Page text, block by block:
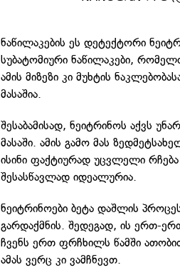
ნაწილაკების ეს დეტექტორი
სუბატომიური ნაწილაკები,
ამის მიზეზი კი მუხტის
მასაშია.
შესაბამისად, ნეიტრინოს აქვს
მასაში. ამის გამო მას
ისინი ფაქტიურად უცვლელი
შესასწავლად იდეალურია.
ნეიტრინოები ბეტა დაშლის
გარდაქმნის. შედეგად, ის ერთ-
ჩვენს ერთ ფრჩხილს წამში
ამას ვერც კი ვამჩნევთ.